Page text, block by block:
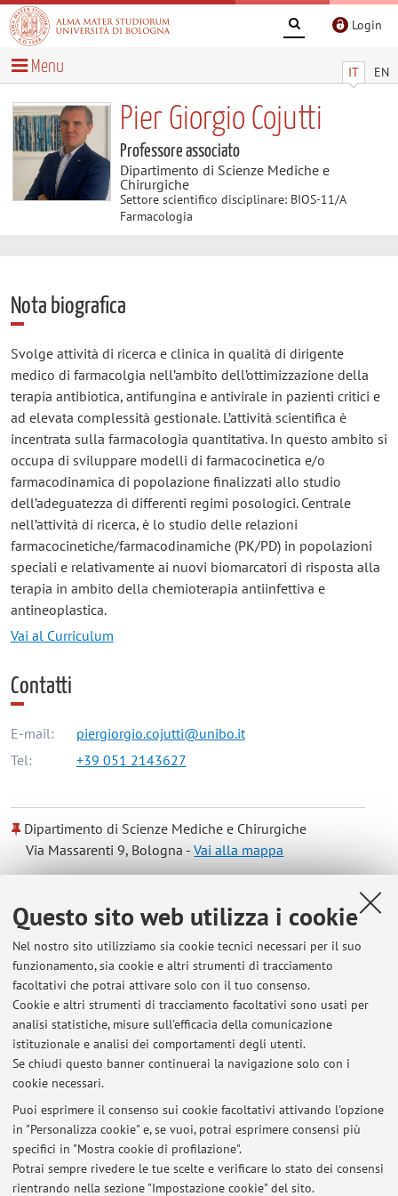
Questo sito web utilizza i cookie
Nel nostro sito utilizziamo sia cookie tecnici necessari per il suo
funzionamento, sia cookie e altri strumenti di tracciamento
facoltativi che potrai attivare solo con il tuo consenso.
Cookie e altri strumenti di tracciamento facoltativi sono usati per
analisi statistiche, misure sull'efficacia della comunicazione
istituzionale e analisi dei comportamenti degli utenti.
Se chiudi questo banner continuerai la navigazione solo con i
cookie necessari.
Puoi esprimere il consenso sui cookie facoltativi attivando l'opzione
in "Personalizza cookie" e, se vuoi, potrai esprimere consensi più
specifici in "Mostra cookie di profilazione".
Potrai sempre rivedere le tue scelte e verificare lo stato dei consensi
rientrando nella sezione "Impostazione cookie" del sito.
Login
IT EN
Menu
Pier Giorgio Cojutti
Professore associato
Dipartimento di Scienze Mediche e
Chirurgiche
Settore scientifico disciplinare: BIOS-11/A
Farmacologia
Nota biografica
Svolge attività di ricerca e clinica in qualità di dirigente
medico di farmacolgia nell’ambito dell’ottimizzazione della
terapia antibiotica, antifungina e antivirale in pazienti critici e
ad elevata complessità gestionale. L’attività scientifica è
incentrata sulla farmacologia quantitativa. In questo ambito si
occupa di sviluppare modelli di farmacocinetica e/o
farmacodinamica di popolazione finalizzati allo studio
dell’adeguatezza di differenti regimi posologici. Centrale
nell’attività di ricerca, è lo studio delle relazioni
farmacocinetiche/farmacodinamiche (PK/PD) in popolazioni
speciali e relativamente ai nuovi biomarcatori di risposta alla
terapia in ambito della chemioterapia antiinfettiva e
antineoplastica.
Vai al Curriculum
Contatti
E-mail:
piergiorgio.cojutti@unibo.it
Tel:
+39 051 2143627
Dipartimento di Scienze Mediche e Chirurgiche
Via Massarenti 9, Bologna -Vai alla mappa
Risorse in rete
ORCID
Orario di ricevimento
Si prega di concordare l'appuntamento di e-mail.
Ultimi avvisi
Al momento non sono presenti avvisi.